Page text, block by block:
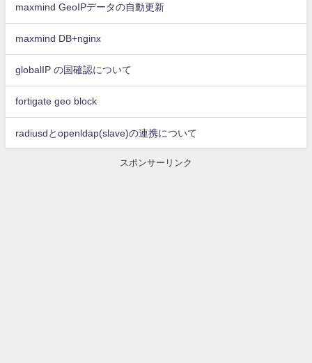
maxmind GeoIPデータの自動更新
maxmind DB+nginx
globalIP の国確認について
fortigate geo block
radiusdとopenldap(slave)の連携について
スポンサーリンク